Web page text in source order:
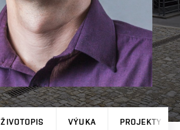
ŽIVOTOPIS VÝUKA PROJEKTY